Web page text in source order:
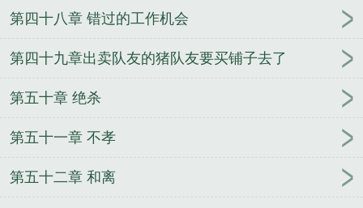
第四十八章 错过的工作机会
第四十九章出卖队友的猪队友要买铺子去了
第五十章 绝杀
第五十一章 不孝
第五十二章 和离